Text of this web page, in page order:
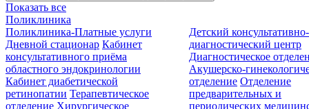
Показать все
Поликлиника
Поликлиника-Платные услуги
Дневной стационар Кабинет
консультативного приёма
областного эндокринологии
Кабинет диабетической
ретинопатии Терапевтическое
отделение Хирургическое
Детский консультативно-
диагностический центр
Диагностическое
Акушерско-
отделение Отделение
предварительных и
периодических